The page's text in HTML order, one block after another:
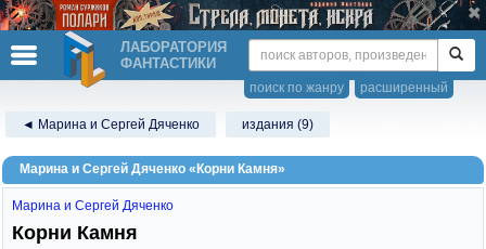
ЛАБОРАТОРИЯ
ФАНТАСТИКИ
расширенный
поиск по жанру
◄ Марина и Сергей Дяченко издания (9)
Марина и Сергей Дяченко «Корни Камня»
Марина и Сергей Дяченко
Корни Камня